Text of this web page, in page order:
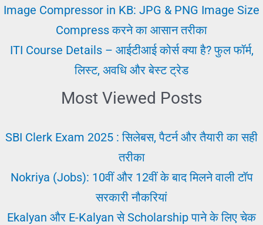
के
|
Image Compressor in KB: JPG & PNG Image Size
Compress करने का आसान तरीका
ITI Course Details – आईटीआई कोर्स क्या है? फुल फॉर्म,
लिस्ट, अवधि और बेस्ट ट्रेड
Most Viewed Posts
SBI Clerk Exam 2025 : सिलेबस, पैटर्न और तैयारी का सही
तरीका
Nokriya (Jobs): 10वीं और 12वीं के बाद मिलने वाली टॉप
सरकारी नौकरियां
Ekalyan और E-Kalyan से Scholarship पाने के लिए चेक